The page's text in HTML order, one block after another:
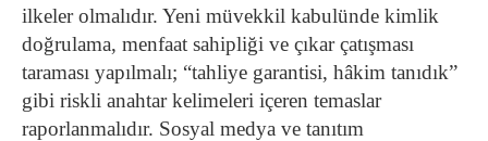
ilkeler olmalıdır. Yeni müvekkil kabulünde kimlik
doğrulama, menfaat sahipliği ve çıkar çatışması
taraması yapılmalı; “tahliye garantisi, hâkim tanıdık”
gibi riskli anahtar kelimeleri içeren temaslar
raporlanmalıdır. Sosyal medya ve tanıtım